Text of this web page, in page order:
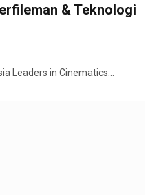
& Teknologi
Leaders in Cinematics…